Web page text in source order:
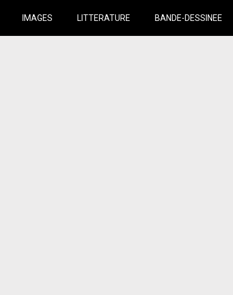
IMAGES LITTERATURE BANDE-DESSINEE